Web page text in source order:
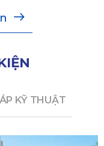
KỸ THUẬT